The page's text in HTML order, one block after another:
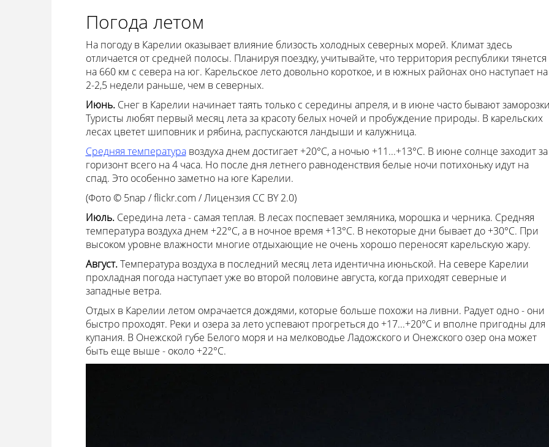
Погода летом
На погоду в Карелии оказывает влияние близость холодных северных морей. Климат здесь
отличается от средней полосы. Планируя поездку, учитывайте, что территория республики тянется
на 660 км с севера на юг. Карельское лето довольно короткое, и в южных районах оно наступает на
2-2,5 недели раньше, чем в северных.
Июнь. Снег в Карелии начинает таять только с середины апреля, и в июне часто бывают
Туристы любят первый месяц лета за красоту белых ночей и пробуждение природы. В карельских
лесах цветет шиповник и рябина, распускаются ландыши и калужница.
Средняя температуравоздуха днем достигает +20°С, а ночью +11...+13°С. В июне солнце заходит за
горизонт всего на 4 часа. Но после дня летнего равноденствия белые ночи потихоньку идут на
спад. Это особенно заметно на юге Карелии.
(Фото © 5nap / flickr.com / Лицензия CC BY 2.0)
Июль. Середина лета - самая теплая. В лесах поспевает земляника, морошка и черника. Средняя
температура воздуха днем +22°С, а в ночное время +13°С. В некоторые дни бывает до +30°С. При
высоком уровне влажности многие отдыхающие не очень хорошо переносят карельскую жару.
Август.Температура воздуха в последний месяц лета идентична июньской. На севере Карелии
прохладная погода наступает уже во второй половине августа, когда приходят северные и
западные ветра.
Отдых в Карелии летом омрачается дождями, которые больше похожи на ливни. Радует одно - они
быстро проходят. Реки и озера за лето успевают прогреться до +17...+20°С и вполне пригодны для
купания. В Онежской губе Белого моря и на мелководье Ладожского и Онежского озер она может
быть еще выше - около +22°С.